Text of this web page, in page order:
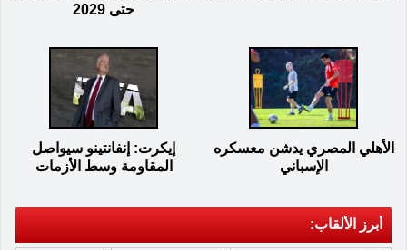
حتى 2029
الأهلي المصري يدشن معسكره
الإسباني
إيكرت: إنفانتينو سيواصل
المقاومة وسط الأزمات
أبرز الألقاب: